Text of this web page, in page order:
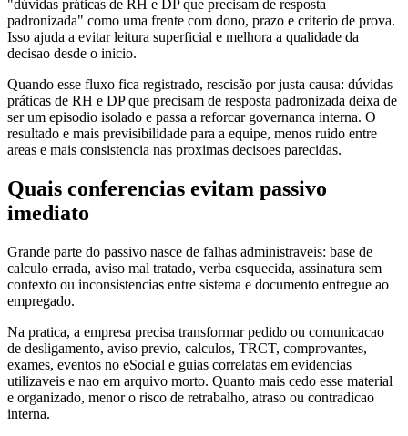
"dúvidas práticas de RH e DP que precisam de resposta
padronizada" como uma frente com dono, prazo e criterio de prova.
Isso ajuda a evitar leitura superficial e melhora a qualidade da
decisao desde o inicio.
Quando esse fluxo fica registrado, rescisão por justa causa: dúvidas
práticas de RH e DP que precisam de resposta padronizada deixa de
ser um episodio isolado e passa a reforcar governanca interna. O
resultado e mais previsibilidade para a equipe, menos ruido entre
areas e mais consistencia nas proximas decisoes parecidas.
Quais conferencias evitam passivo
imediato
Grande parte do passivo nasce de falhas administraveis: base de
calculo errada, aviso mal tratado, verba esquecida, assinatura sem
contexto ou inconsistencias entre sistema e documento entregue ao
empregado.
Na pratica, a empresa precisa transformar pedido ou comunicacao
de desligamento, aviso previo, calculos, TRCT, comprovantes,
exames, eventos no eSocial e guias correlatas em evidencias
utilizaveis e nao em arquivo morto. Quanto mais cedo esse material
e organizado, menor o risco de retrabalho, atraso ou contradicao
interna.